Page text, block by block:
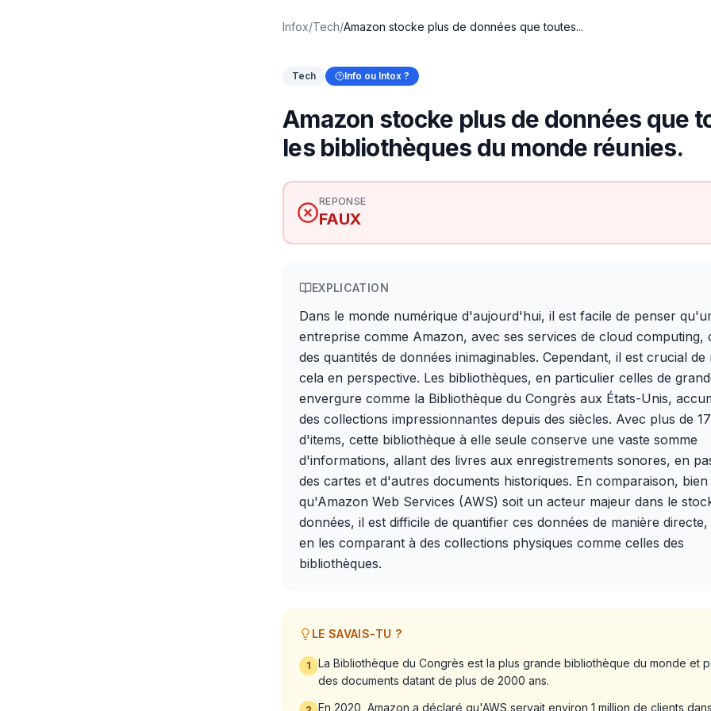
Infox/Tech/Amazon stocke plus de données que toutes...
Tech Info ou Intox ?
Amazon stocke plus de données que
les bibliothèques du monde réunies.
REPONSE
FAUX
EXPLICATION
Dans le monde numérique d'aujourd'hui, il est facile de penser
entreprise comme Amazon, avec ses services de cloud computing,
des quantités de données inimaginables. Cependant, il est crucial de
cela en perspective. Les bibliothèques, en particulier celles de
envergure comme la Bibliothèque du Congrès aux États-Unis,
des collections impressionnantes depuis des siècles. Avec plus de
d'items, cette bibliothèque à elle seule conserve une vaste somme
d'informations, allant des livres aux enregistrements sonores, en
des cartes et d'autres documents historiques. En comparaison, bien
qu'Amazon Web Services (AWS) soit un acteur majeur dans le
données, il est difficile de quantifier ces données de manière
en les comparant à des collections physiques comme celles des
bibliothèques.
LE SAVAIS-TU ?
1
La Bibliothèque du Congrès est la plus grande bibliothèque du monde et
des documents datant de plus de 2000 ans.
En 2020, Amazon a déclaré qu'AWS servait environ 1 million de clients